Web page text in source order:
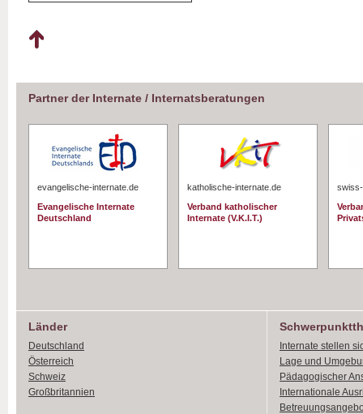
Partner der Internate / Internatsberatungen
evangelische-internate.de
Evangelische Internate
Deutschland
katholische-internate.de
Verband katholischer
Internate (V.K.I.T.)
Länder
Deutschland
Österreich
Schweiz
Großbritannien
Internate stellen
Lage und
Pädagogischer
Internationale